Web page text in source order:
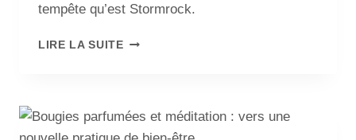
tempête qu’est Stormrock.
LIRE LA SUITE